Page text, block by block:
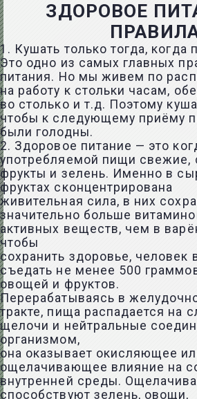
ЗДОРОВОЕ
1. Кушать только тогда, когда
Это одно из самых главных
питания. Но мы живем по
на работу к стольки часам,
во столько и т.д. Поэтому
чтобы к следующему приёму
были голодны.
2. Здоровое питание — это
употребляемой пищи
фрукты и зелень. Именно в
фруктах сконцентрирована
живительная сила, в них
значительно больше
активных веществ, чем в
чтобы
сохранить здоровье, человек
съедать не менее 500
овощей и фруктов.
Перерабатываясь в
тракте, пища распадается на
щелочи и нейтральные
организмом,
она оказывает окисляющее
ощелачивающее влияние на
внутренней среды.
способствуют зелень, овощи,